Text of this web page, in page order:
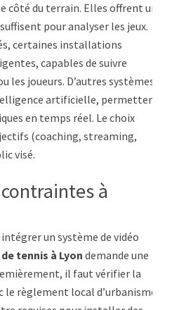
côté du terrain. Elles offrent un
pour analyser les jeux.
certaines installations
capables de suivre
joueurs. D’autres systèmes,
artificielle, permettent
en temps réel. Le choix
(coaching, streaming,
visé.
à
un système de vidéo
tennis à Lyon demande une
il faut vérifier la
règlement local d’urbanisme :